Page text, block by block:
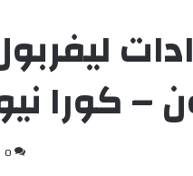
– كورا
0